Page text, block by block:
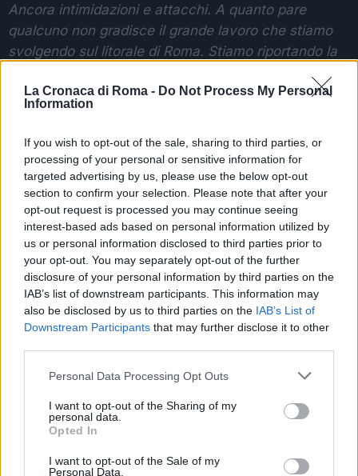
La Cronaca di Roma - Do Not Process My Personal
Information
If you wish to opt-out of the sale, sharing to third parties, or
processing of your personal or sensitive information for
targeted advertising by us, please use the below opt-out
section to confirm your selection. Please note that after your
opt-out request is processed you may continue seeing
interest-based ads based on personal information utilized by
us or personal information disclosed to third parties prior to
your opt-out. You may separately opt-out of the further
disclosure of your personal information by third parties on the
IAB’s list of downstream participants. This information may
also be disclosed by us to third parties on the IAB’s List of
Downstream Participants that may further disclose it to other
Please note that this website/app uses one or more Google
not limited to your visit or usage behaviour. You may click to
grant or deny consent to Google and its third-party tags to
use your data for below specified purposes in below Google
consent section.
Personal Data Processing Opt Outs
I want to opt-out of the Sharing of my
personal data.
Opted In
I want to opt-out of the Sale of my
Personal Data.
Ancora intimidazioni e attacchi. A quanto pare
qualcuno non gradisce il grande lavoro che stiamo
svolgendo sul litorale di Roma. Stiamo riportando la
arenili pulito e regolare. Che sia chiaro: noi non ci
lasciamo intimidire e continuiamo ad andare avanti
Usavano ditte di spedizioni per rifornirsi di
droga: 4 arresti
Precedente
Usavano ditte di
spedizioni per
rifornirsi di droga:
4 arresti
L’OIPA contro il
Campidoglio:
“Sulle botticelle
promesse non
mantenute”
lungomare romano